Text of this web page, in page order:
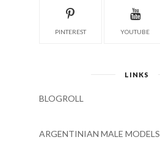
PINTEREST YOUTUBE
LINKS
BLOGROLL
ARGENTINIAN MALE MODELS